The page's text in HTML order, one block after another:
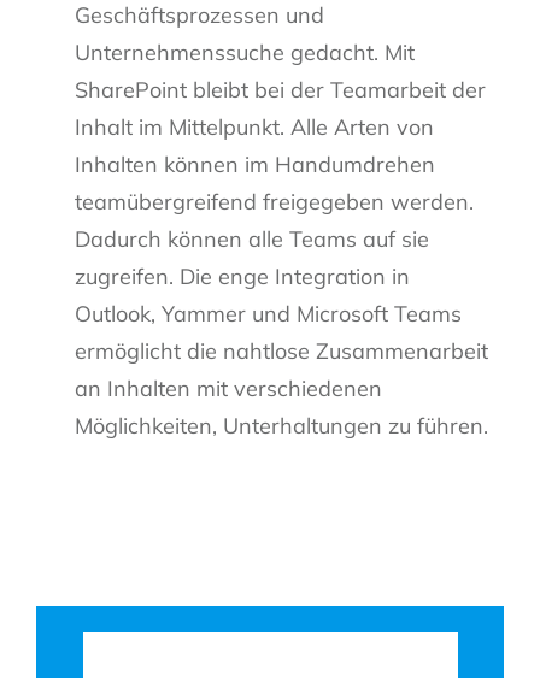
Geschäftsprozessen und
Unternehmenssuche gedacht. Mit
SharePoint bleibt bei der Teamarbeit der
Inhalt im Mittelpunkt. Alle Arten von
Inhalten können im Handumdrehen
teamübergreifend freigegeben werden.
Dadurch können alle Teams auf sie
zugreifen. Die enge Integration in
Outlook, Yammer und Microsoft Teams
ermöglicht die nahtlose Zusammenarbeit
an Inhalten mit verschiedenen
Möglichkeiten, Unterhaltungen zu führen.